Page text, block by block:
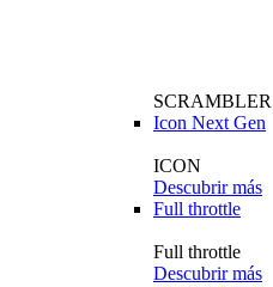
SCRAMBLER
Icon Next Gen
ICON
Descubrir más
Full throttle
Full throttle
Descubrir más